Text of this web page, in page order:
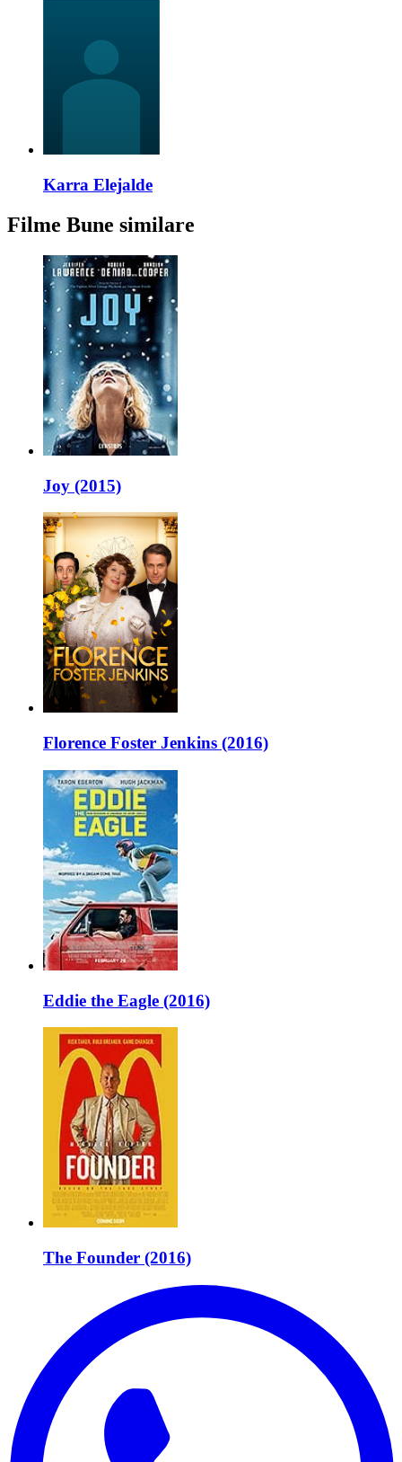
Karra Elejalde
Filme Bune similare
Joy (2015)
Florence Foster Jenkins (2016)
Eddie the Eagle (2016)
The Founder (2016)